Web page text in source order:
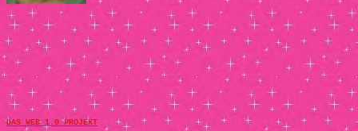
DAS WEB 1.0 PROJEKT